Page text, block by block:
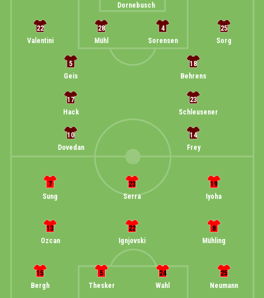
Dornebusch
25
Sorg
4
Sorensen
28
Mühl
22
Valentini
18
Behrens
5
Geis
23
Schleusener
17
Hack
14
Frey
10
Dovedan
19
Iyoha
23
Serra
7
Sung
8
Mühling
22
Ignjovski
13
Ozcan
25
Neumann
24
Wahl
5
Thesker
15
Bergh